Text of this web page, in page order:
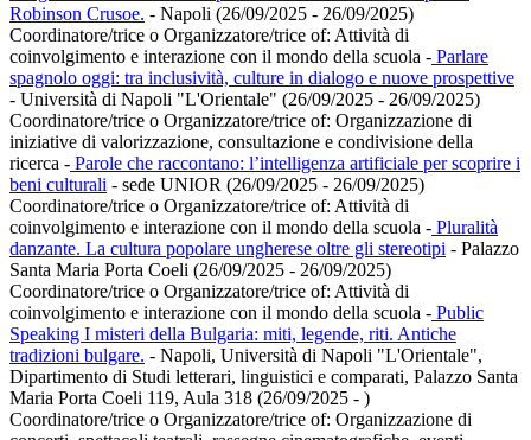
Robinson Crusoe. - Napoli (26/09/2025 - 26/09/2025)
Coordinatore/trice o Organizzatore/trice of: Attività di
coinvolgimento e interazione con il mondo della scuola - Parlare
spagnolo oggi: tra inclusività, culture in dialogo e nuove prospettive
- Università di Napoli "L'Orientale" (26/09/2025 - 26/09/2025)
Coordinatore/trice o Organizzatore/trice of: Organizzazione di
iniziative di valorizzazione, consultazione e condivisione della
ricerca - Parole che raccontano: l’intelligenza artificiale per scoprire i
beni culturali - sede UNIOR (26/09/2025 - 26/09/2025)
Coordinatore/trice o Organizzatore/trice of: Attività di
coinvolgimento e interazione con il mondo della scuola - Pluralità
danzante. La cultura popolare ungherese oltre gli stereotipi - Palazzo
Santa Maria Porta Coeli (26/09/2025 - 26/09/2025)
Coordinatore/trice o Organizzatore/trice of: Attività di
coinvolgimento e interazione con il mondo della scuola - Public
Speaking I misteri della Bulgaria: miti, legende, riti. Antiche
tradizioni bulgare. - Napoli, Università di Napoli "L'Orientale",
Dipartimento di Studi letterari, linguistici e comparati, Palazzo Santa
Maria Porta Coeli 119, Aula 318 (26/09/2025 - )
Coordinatore/trice o Organizzatore/trice of: Organizzazione di